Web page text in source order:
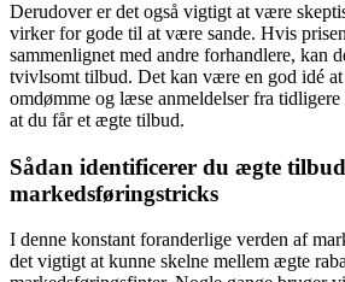
Derudover er det også vigtigt at være
virker for gode til at være sande. Hvis
sammenlignet med andre forhandlere, kan
tvivlsomt tilbud. Det kan være en god idé at
omdømme og læse anmeldelser fra
at du får et ægte tilbud.
Sådan identificerer du ægte
markedsføringstricks
I denne konstant foranderlige verden af
det vigtigt at kunne skelne mellem ægte